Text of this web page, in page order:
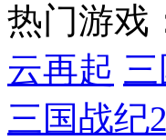
热门游戏
云再起
三国战纪